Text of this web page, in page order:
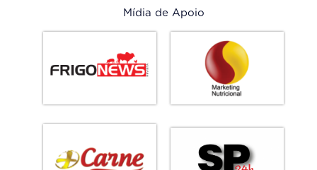
Mídia de Apoio